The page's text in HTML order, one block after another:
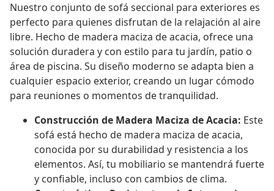
Nuestro conjunto de sofá seccional para exteriores es
perfecto para quienes disfrutan de la relajación al aire
libre. Hecho de madera maciza de acacia, ofrece una
solución duradera y con estilo para tu jardín, patio o
área de piscina. Su diseño moderno se adapta bien a
cualquier espacio exterior, creando un lugar cómodo
para reuniones o momentos de tranquilidad.
Construcción de Madera Maciza de Acacia: Este
sofá está hecho de madera maciza de acacia,
conocida por su durabilidad y resistencia a los
elementos. Así, tu mobiliario se mantendrá fuerte
y confiable, incluso con cambios de clima.